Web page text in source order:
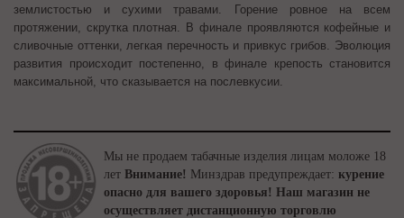
землистостью и сухими травами. Горение ровное на всем
протяжении, скрутка плотная. В финале проявляются кофейные и
сливочные оттенки, легкая перечность и привкус грибов. Эволюция
развития происходит постепенно, в финале крепость становится
максимальной, что сказывается на послевкусии.
Мы не продаем табачные изделия лицам моложе 18
лет Внимание! Минздрав предупреждает: курение
опасно для вашего здоровья! Наш магазин не
осуществляет дистанционную торговлю